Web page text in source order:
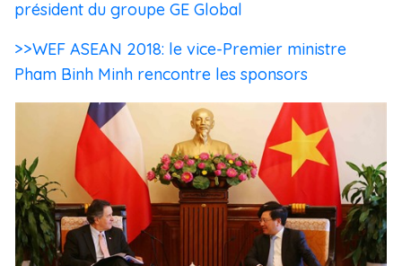
président du groupe GE Global
>>WEF ASEAN 2018: le vice-Premier ministre
Pham Binh Minh rencontre les sponsors